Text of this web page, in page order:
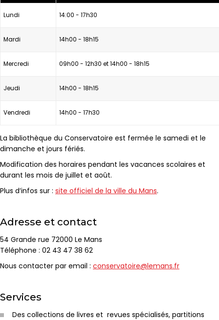
Lundi 14:00 - 17h30
Mardi 14h00 - 18h15
Mercredi 09h00 - 12h30 et 14h00 - 18h15
Jeudi 14h00 - 18h15
Vendredi 14h00 - 17h30
La bibliothèque du Conservatoire est fermée le samedi et le
dimanche et jours fériés.
Modification des horaires pendant les vacances scolaires et
durant les mois de juillet et août.
Plus d’infos sur : site officiel de la ville du Mans.
Adresse et contact
54 Grande rue 72000 Le Mans
Téléphone : 02 43 47 38 62
Nous contacter par email : conservatoire@lemans.fr
Services
Des collections de livres et revues spécialisés, partitions